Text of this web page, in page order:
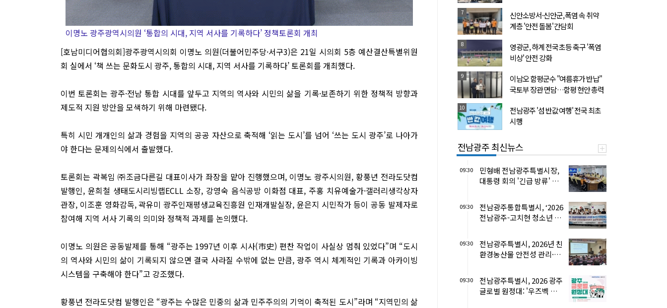
이명노 광주광역시의원 ‘통합의 시대, 지역 서사를 기록하다’ 정책토론회 개최
[호남미디어협의회]광주광역시의회 이명노 의원(더불어민주당·서구3)은 21일 시의회 5층 예산결산특별위원
회 실에서 ‘책 쓰는 문화도시 광주, 통합의 시대, 지역 서사를 기록하다’ 토론회를 개최했다.
이번 토론회는 광주·전남 통합 시대를 앞두고 지역의 역사와 시민의 삶을 기록·보존하기 위한 정책적 방향과
제도적 지원 방안을 모색하기 위해 마련됐다.
특히 시민 개개인의 삶과 경험을 지역의 공공 자산으로 축적해 ‘읽는 도시’를 넘어 ‘쓰는 도시 광주’로 나아가
야 한다는 문제의식에서 출발했다.
토론회는 곽복임 ㈜조금다른길 대표이사가 좌장을 맡아 진행했으며, 이명노 광주시의원, 황풍년 전라도닷컴
발행인, 윤희철 생태도시리빙랩ECLL 소장, 강영숙 음식공방 이화점 대표, 주홍 치유예술가·갤러리생각상자
관장, 이조훈 영화감독, 곽유미 광주인재평생교육진흥원 인재개발실장, 윤은지 시민작가 등이 공동 발제자로
참여해 지역 서사 기록의 의미와 정책적 과제를 논의했다.
이명노 의원은 공동발제를 통해 “광주는 1997년 이후 시사(市史) 편찬 작업이 사실상 멈춰 있었다”며 “도시
의 역사와 시민의 삶이 기록되지 않으면 결국 사라질 수밖에 없는 만큼, 광주 역시 체계적인 기록과 아카이빙
시스템을 구축해야 한다”고 강조했다.
황풍년 전라도닷컴 발행인은 “광주는 수많은 민중의 삶과 민주주의의 기억이 축적된 도시”라며 “지역민의 삶
7
신안소방서·신안군, 폭염 속 취약
계층 '안전 돌봄' 간담회
8
영광군, 하계 전국 초등 축구 '폭염
비상' 안전 강화
9
이남오 함평군수 "여름휴가 반납"
국토부 장관 면담…함평 현안 총력
10
전남광주 '섬 반값 여행' 전국 최초
시행
전남광주 최신뉴스
09:30
민형배 전남광주특별시장,
대통령 회의 '긴급 방류' 확
09:30
전남광주통합특별시, ‘2026
전남광주-고치현 청소년 교
09:30
전남광주특별시, 2026년 친
환경농산물 안전성 관리·AI
09:30
전남광주특별시, 2026 광주
글로벌 원정대: '우즈벡 공